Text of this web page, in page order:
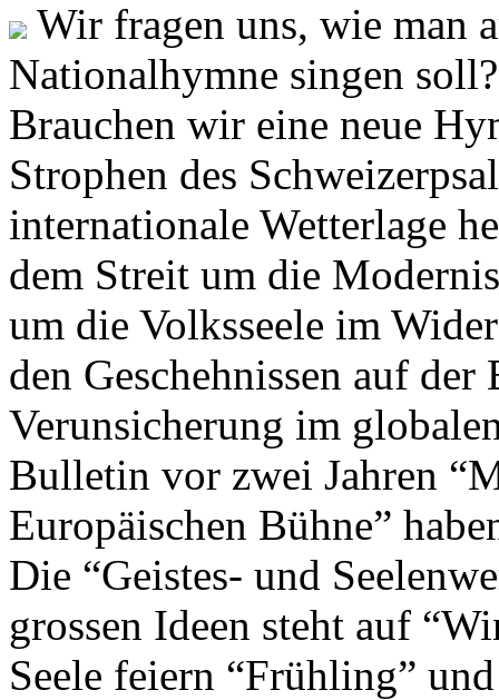
Wir fragen uns, wie man
Nationalhymne singen
Brauchen wir eine neue
Strophen des
internationale Wetterlage
dem Streit um die
um die Volksseele im
den Geschehnissen auf
Verunsicherung im
Bulletin vor zwei Jahren
Europäischen Bühne”
Die “Geistes- und
grossen Ideen steht auf
Seele feiern “Frühling”